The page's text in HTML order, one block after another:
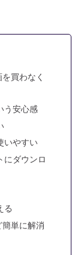
買わなく
う安心感
いやすい
にダウンロ
る
単に解消